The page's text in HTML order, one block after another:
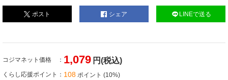
ポスト シェア LINEで送る
コジマネット価格 1,079 円(税込)
くらし応援ポイント 108 ポイント (10%)